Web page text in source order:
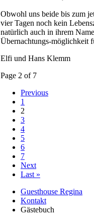
Obwohl uns beide bis zum
vier Tagen noch kein
natürlich auch in ihrem
Übernachtungs-möglichkeit
Elfi und Hans Klemm
Page 2 of 7
Previous
1
2
3
4
5
6
7
Next
Last »
Guesthouse Regina
Kontakt
Gästebuch